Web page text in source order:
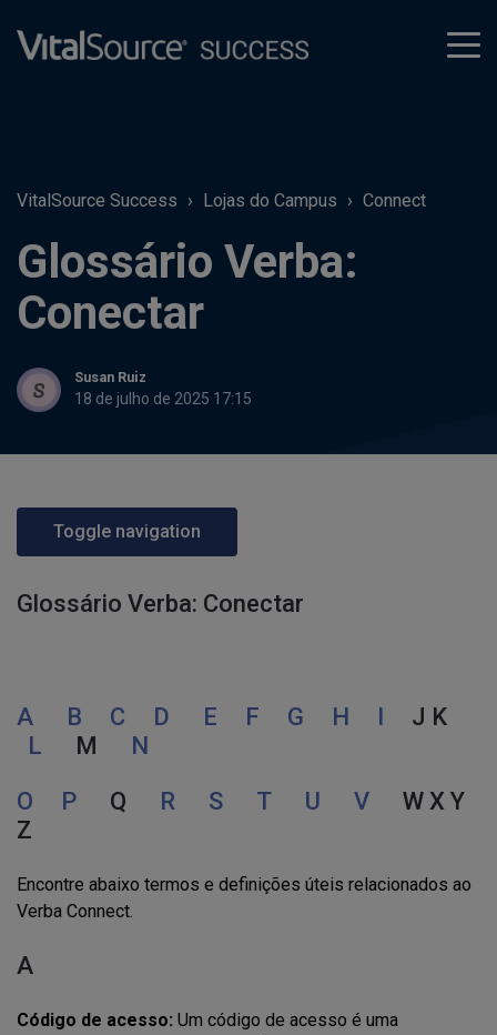
VitalSource Success Lojas do Campus Connect
Glossário Verba:
Conectar
Susan Ruiz
18 de julho de 2025 17:15
Toggle navigation
Glossário Verba: Conectar
A B C D E F G H I
J K
L M N
O
P Q R S T U V W X Y
Z
Encontre abaixo termos e definições úteis relacionados ao
Verba Connect.
A
Código de acesso: Um código de acesso é uma